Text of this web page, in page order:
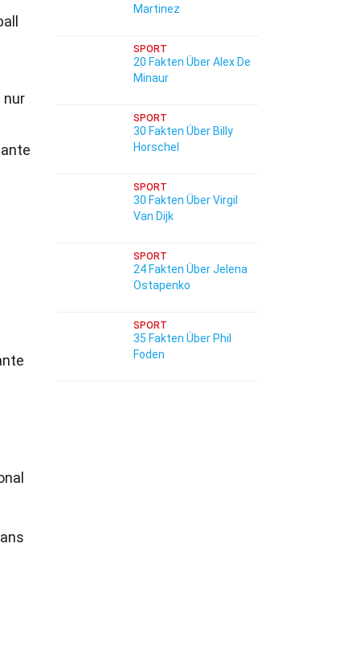
nur
Martinez
SPORT
20 Fakten Über Alex De
Minaur
SPORT
30 Fakten Über Billy
Horschel
SPORT
30 Fakten Über Virgil
Van Dijk
SPORT
24 Fakten Über Jelena
Ostapenko
SPORT
35 Fakten Über Phil
Foden